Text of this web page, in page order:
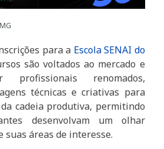
para a Escola SENAI do
são voltados ao mercado e
profissionais renomados,
técnicas e criativas para
cadeia produtiva, permitindo
desenvolvam um olhar
suas áreas de interesse.